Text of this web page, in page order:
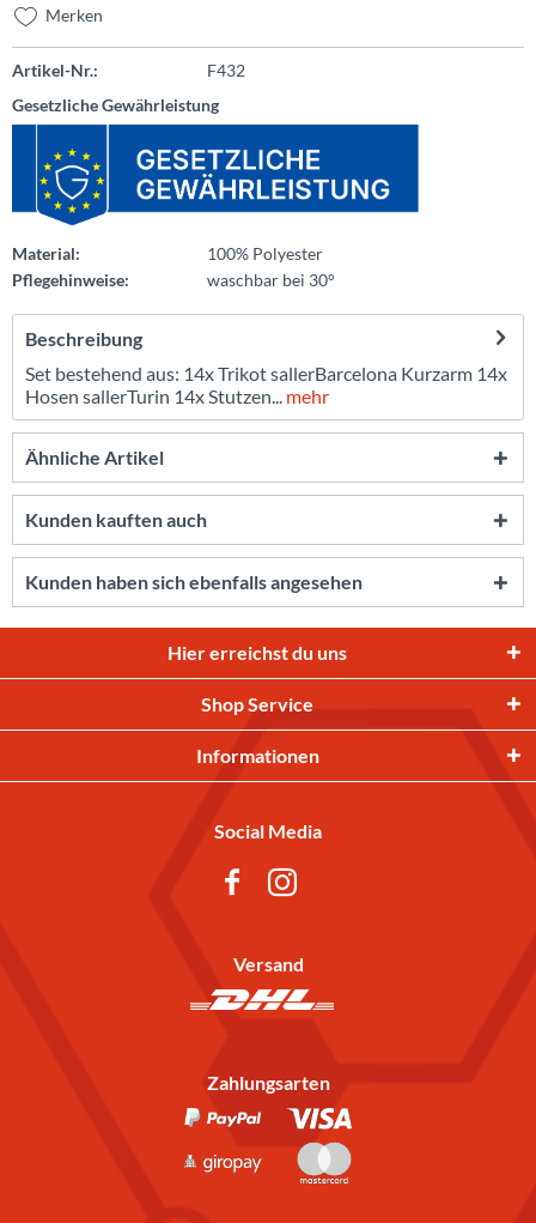
Merken
Artikel-Nr.:
F432
Gesetzliche Gewährleistung
Material:
100% Polyester
Pflegehinweise:
waschbar bei 30°
Beschreibung
Set bestehend aus: 14x Trikot sallerBarcelona Kurzarm 14x
Hosen sallerTurin 14x Stutzen... mehr
Ähnliche Artikel
Kunden kauften auch
Kunden haben sich ebenfalls angesehen
Hier erreichst du uns
Shop Service
Informationen
Social Media
Versand
Zahlungsarten